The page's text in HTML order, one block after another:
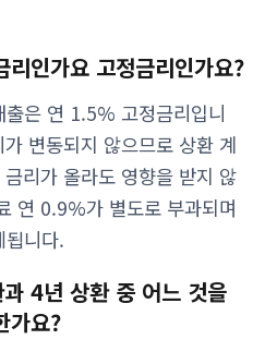
리인가요 고정금리인가요?
출은 연 1.5% 고정금리입니
변동되지 않으므로 상환 계
리가 올라도 영향을 받지 않
연 0.9%가 별도로 부과되며
됩니다.
4년 상환 중 어느 것을
가요?